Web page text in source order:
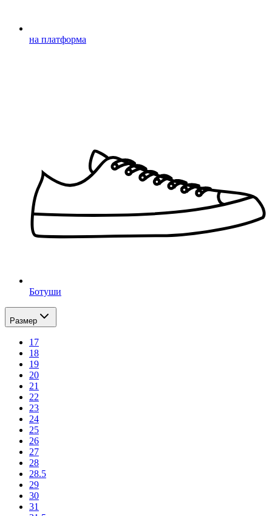
на платформа
Ботуши
Размер
17
18
19
20
21
22
23
24
25
26
27
28
28.5
29
30
31